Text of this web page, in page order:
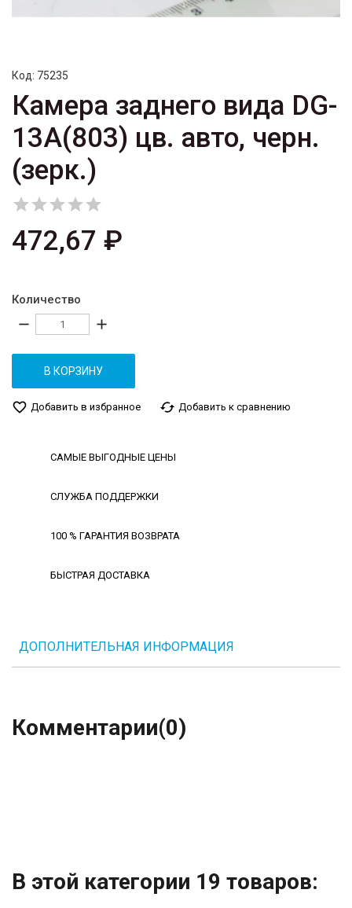
Код: 75235
Камера заднего вида DG-
13A(803) цв. авто, черн.
(зерк.)

472,67 ₽
Количество
remove add
В КОРЗИНУ
favorite_border Добавить в избранное cached Добавить к сравнению
САМЫЕ ВЫГОДНЫЕ ЦЕНЫ
СЛУЖБА ПОДДЕРЖКИ
100 % ГАРАНТИЯ ВОЗВРАТА
БЫСТРАЯ ДОСТАВКА
ДОПОЛНИТЕЛЬНАЯ ИНФОРМАЦИЯ
Комментарии(0)
В этой категории 19 товаров: